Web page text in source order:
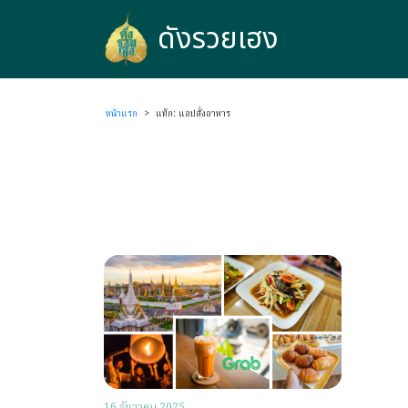
ดังรวยเฮง
หน้าแรก > แท็ก: แอปสั่งอาหาร